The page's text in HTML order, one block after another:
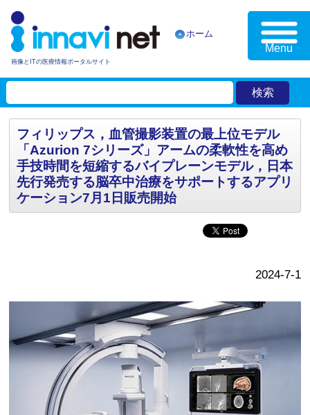
画像とITの医療情報ポータルサイト
ホーム
Menu
フィリップス，血管撮影装置の最上位モデル
「Azurion 7シリーズ」アームの柔軟性を高め
手技時間を短縮するバイプレーンモデル，日本
先行発売する脳卒中治療をサポートするアプリ
ケーション7月1日販売開始
2024-7-1